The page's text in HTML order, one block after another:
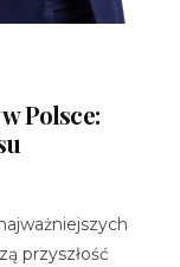
Polsce:
przyszłość